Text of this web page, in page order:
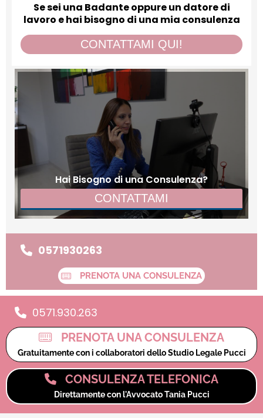
Se sei una Badante oppure un datore di
lavoro e hai bisogno di una mia consulenza
CONTATTAMI QUI!
Hai Bisogno di una Consulenza?
CONTATTAMI
0571930263
PRENOTA UNA CONSULENZA
0571.930.263
PRENOTA UNA CONSULENZA
Gratuitamente con i collaboratori dello Studio Legale Pucci
CONSULENZA TELEFONICA
Direttamente con l'Avvocato Tania Pucci